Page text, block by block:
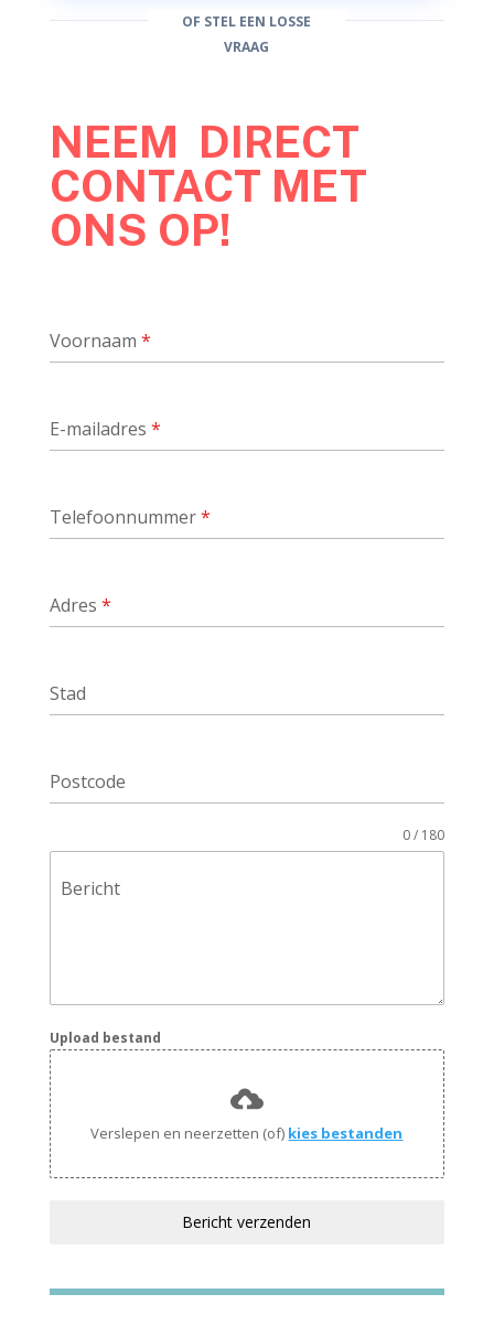
OF STEL EEN LOSSE
VRAAG
NEEM DIRECT
CONTACT MET
ONS OP!
Voornaam *
E-mailadres *
Telefoonnummer*
Adres *
Stad
Postcode
Bericht
0 / 180
Upload bestand
Verslepen en neerzetten (of) kies bestanden
Bericht verzenden